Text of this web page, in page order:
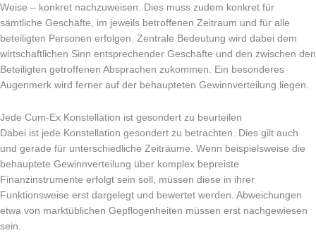
Weise – konkret nachzuweisen. Dies muss zudem konkret für
sämtliche Geschäfte, im jeweils betroffenen Zeitraum und für alle
beteiligten Personen erfolgen. Zentrale Bedeutung wird dabei dem
wirtschaftlichen Sinn entsprechender Geschäfte und den zwischen den
Beteiligten getroffenen Absprachen zukommen. Ein besonderes
Augenmerk wird ferner auf der behaupteten Gewinnverteilung liegen.
Jede Cum-Ex Konstellation ist gesondert zu beurteilen
Dabei ist jede Konstellation gesondert zu betrachten. Dies gilt auch
und gerade für unterschiedliche Zeiträume. Wenn beispielsweise die
behauptete Gewinnverteilung über komplex bepreiste
Finanzinstrumente erfolgt sein soll, müssen diese in ihrer
Funktionsweise erst dargelegt und bewertet werden. Abweichungen
etwa von marktüblichen Gepflogenheiten müssen erst nachgewiesen
sein.